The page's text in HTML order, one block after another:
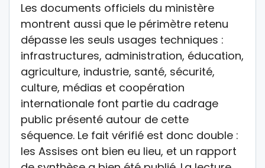
Les documents officiels du ministère
montrent aussi que le périmètre retenu
dépasse les seuls usages techniques :
infrastructures, administration, éducation,
agriculture, industrie, santé, sécurité,
culture, médias et coopération
internationale font partie du cadrage
public présenté autour de cette
séquence. Le fait vérifié est donc double :
les Assises ont bien eu lieu, et un rapport